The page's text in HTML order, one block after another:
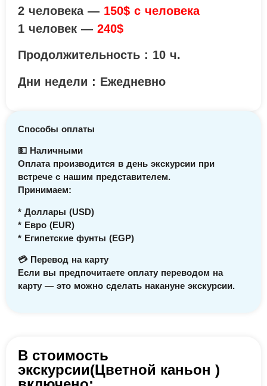
2 человека — 150$ c человека
1 человек — 240$
Продолжительность : 10 ч.
Дни недели : Ежедневно
Способы оплаты
💵 Наличными
Оплата производится в день экскурсии при
встрече с нашим представителем.
Принимаем:
* Доллары (USD)
* Евро (EUR)
* Египетские фунты (EGP)
💳 Перевод на карту
Если вы предпочитаете оплату переводом на
карту — это можно сделать накануне экскурсии.
В стоимость
экскурсии(Цветной каньон )